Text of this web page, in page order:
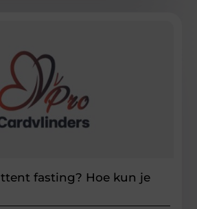
fasting? Hoe kun je